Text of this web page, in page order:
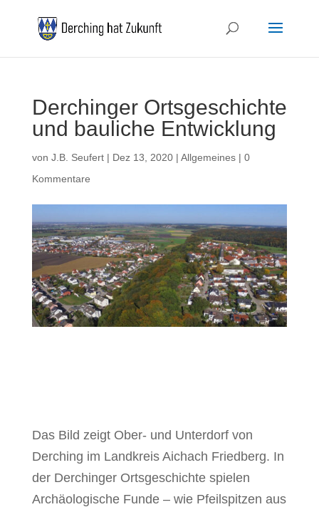
Derchinger Ortsgeschichte
und bauliche Entwicklung
von J.B. Seufert| Dez 13, 2020| Allgemeines| 0
Kommentare
Das Bild zeigt Ober- und Unterdorf von
Derching im Landkreis Aichach Friedberg. In
der Derchinger Ortsgeschichte spielen
Archäologische Funde – wie Pfeilspitzen aus